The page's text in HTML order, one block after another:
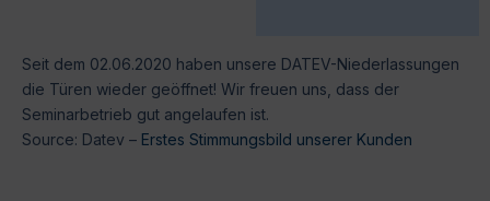
Seit dem 02.06.2020 haben unsere DATEV-Niederlassungen
die Türen wieder geöffnet! Wir freuen uns, dass der
Seminarbetrieb gut angelaufen ist.
Source: Datev – Erstes Stimmungsbild unserer Kunden